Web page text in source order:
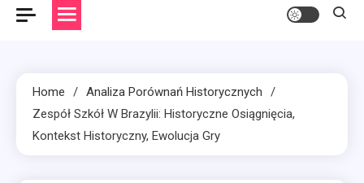
Home
Analiza Porównań Historycznych
Zespół Szkół W Brazylii: Historyczne Osiągnięcia,
Kontekst Historyczny, Ewolucja Gry